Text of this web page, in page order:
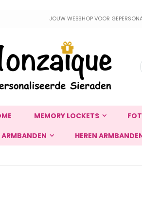
JOUW WEBSHOP VOOR
MEMORY LOCKETS
ARMBANDEN HEREN